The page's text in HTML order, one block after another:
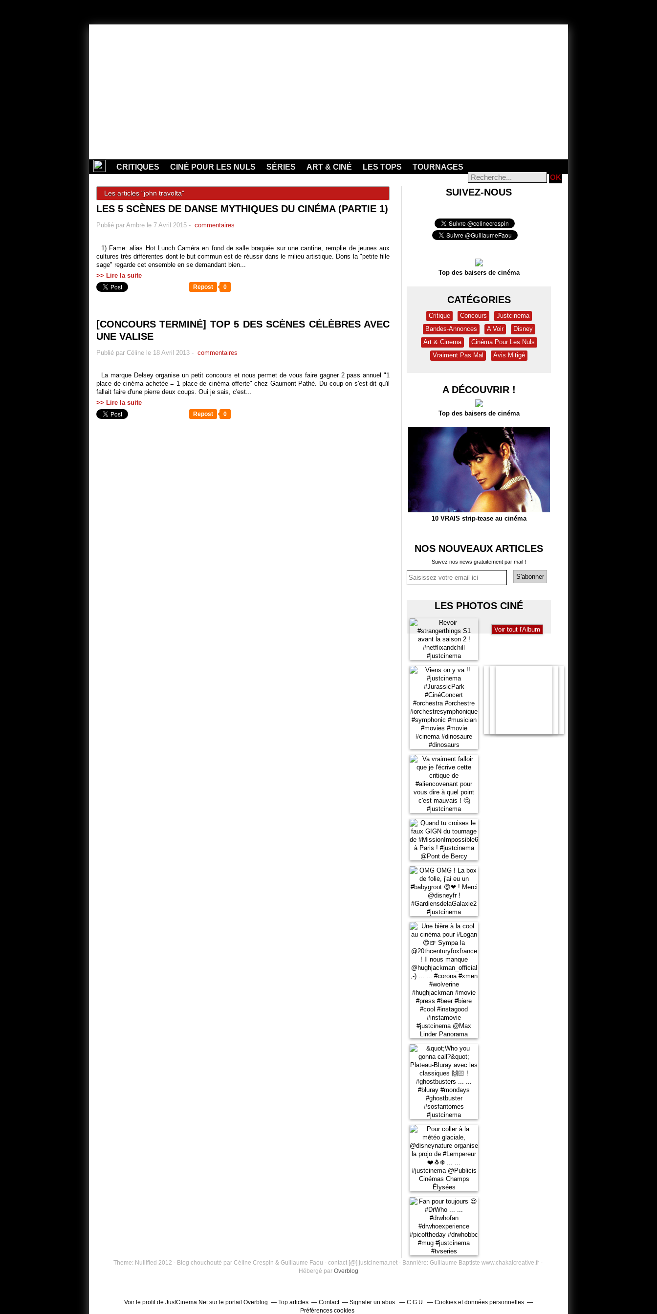
CRITIQUES CINÉ POUR LES NULS SÉRIES ART & CINÉ LES TOPS TOURNAGES
Les articles "john travolta"
LES 5 SCÈNES DE DANSE MYTHIQUES DU CINÉMA (PARTIE 1)
Publié par Ambre le 7 Avril 2015 - commentaires
1) Fame: alias Hot Lunch Caméra en fond de salle braquée sur une cantine, remplie de jeunes aux
cultures très différentes dont le but commun est de réussir dans le milieu artistique. Doris la "petite fille
sage" regarde cet ensemble en se demandant bien...
>> Lire la suite
Repost 0
[CONCOURS TERMINÉ] TOP 5 DES SCÈNES CÉLÈBRES AVEC
UNE VALISE
Publié par Céline le 18 Avril 2013 - commentaires
La marque Delsey organise un petit concours et nous permet de vous faire gagner 2 pass annuel "1
place de cinéma achetée = 1 place de cinéma offerte" chez Gaumont Pathé. Du coup on s'est dit qu'il
fallait faire d'une pierre deux coups. Oui je sais, c'est...
>> Lire la suite
Repost 0
SUIVEZ-NOUS
Top des baisers de cinéma
CATÉGORIES
Critique Concours
Justcinema
Bandes-Annonces
A Voir
Disney
Art & Cinema
Cinéma Pour Les Nuls
Vraiment Pas Mal
Avis Mitigé
A DÉCOUVRIR !
Top des baisers de cinéma
10 VRAIS strip-tease au cinéma
NOS NOUVEAUX ARTICLES
Suivez nos news gratuitement par mail !
LES PHOTOS CINÉ
Voir tout l'Album
Theme: Nullified 2012 - Blog chouchouté par Céline Crespin & Guillaume Faou - contact [@] justcinema.net - Bannière: Guillaume Baptiste www.chakalcreative.fr -
Hébergé par Overblog
Voir le profil de JustCinema.Netsur le portail Overblog Top articles Contact Signaler un abus C.G.U.
Cookies et données personnelles
Préférences cookies